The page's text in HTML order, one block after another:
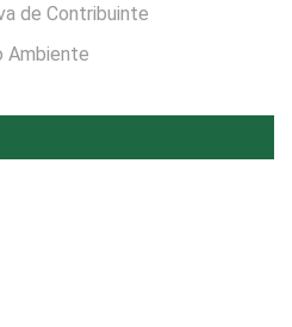
de Contribuinte
Ambiente